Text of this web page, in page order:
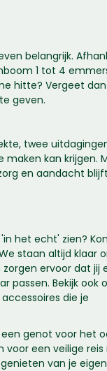
belangrijk.
1 tot 4
hitte? Vergeet
geven.
twee
kan krijgen.
en aandacht
het echt' zien?
staan altijd klaar
ervoor dat jij
passen. Bekijk ook
die je
genot voor het
voor een veilige reis
van je